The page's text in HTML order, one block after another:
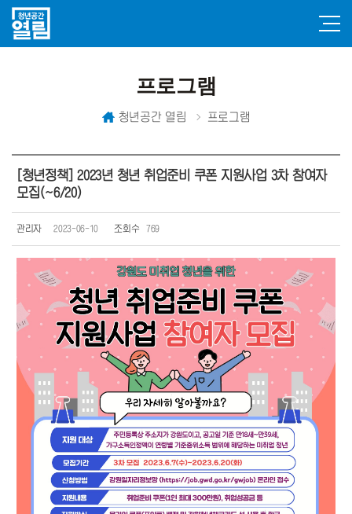
프로그램
청년공간 열림 프로그램
[청년정책] 2023년 청년 취업준비 쿠폰 지원사업 3차 참여자
모집(~6/20)
관리자 2023-06-10 조회수 769